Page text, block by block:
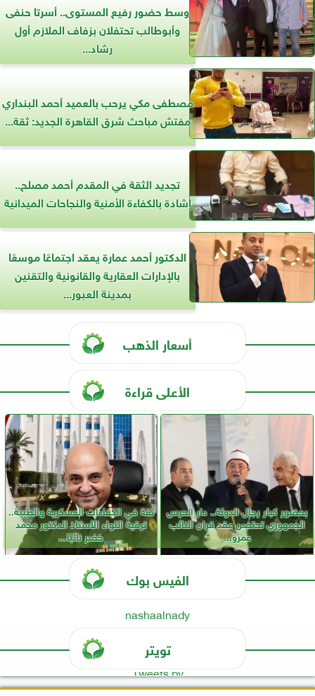
وسط حضور رفيع المستوى.. أسرتا حنفى
وأبوطالب تحتفلان بزفاف الملازم أول
رشاد...
مصطفى مكي يرحب بالعميد أحمد البنداري
مفتش مباحث شرق القاهرة الجديد: ثقة...
تجديد الثقة في المقدم أحمد مصلح..
إشادة بالكفاءة الأمنية والنجاحات الميدانية
الدكتور أحمد عمارة يعقد اجتماعًا موسعًا
بالإدارات العقارية والقانونية والتقنين
بمدينة العبور...
أسعار الذهب
الأعلى قراءة
بحضور كبار رجال الدولة.. دار الحرس
الجمهوري تحتضن عقد قران النائب
عمرو...
ثقة في الكفاءات العسكرية والطبية..
ترقية اللواء الأستاذ الدكتور محمد
خضر نائبًا...
الفيس بوك
nashaalnady
تويتر
Tweets by